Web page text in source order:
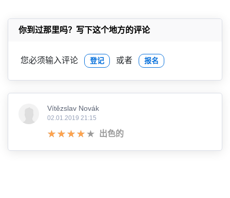
你到过那里吗？写下这个地方的评论
您必须输入评论 登记 或者 报名
Vítězslav Novák
02.01.2019 21:15
出色的